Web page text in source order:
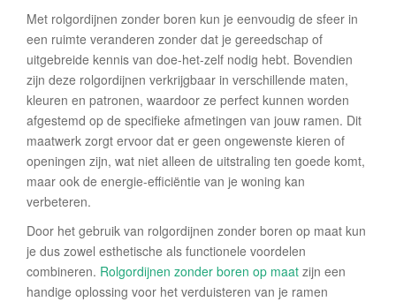
Met rolgordijnen zonder boren kun je eenvoudig de sfeer in
een ruimte veranderen zonder dat je gereedschap of
uitgebreide kennis van doe-het-zelf nodig hebt. Bovendien
zijn deze rolgordijnen verkrijgbaar in verschillende maten,
kleuren en patronen, waardoor ze perfect kunnen worden
afgestemd op de specifieke afmetingen van jouw ramen. Dit
maatwerk zorgt ervoor dat er geen ongewenste kieren of
openingen zijn, wat niet alleen de uitstraling ten goede komt,
maar ook de energie-efficiëntie van je woning kan
verbeteren.
Door het gebruik van rolgordijnen zonder boren op maat kun
je dus zowel esthetische als functionele voordelen
combineren. Rolgordijnen zonder boren op maat zijn een
handige oplossing voor het verduisteren van je ramen